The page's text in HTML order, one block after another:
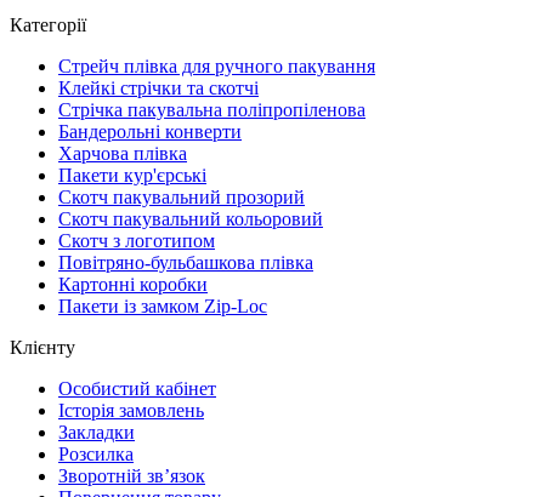
Категорії
Стрейч плівка для ручного пакування
Клейкі стрічки та скотчі
Стрічка пакувальна поліпропіленова
Бандерольні конверти
Харчова плівка
Пакети кур'єрські
Cкотч пакувальний прозорий
Скотч пакувальний кольоровий
Cкотч з логотипом
Повітряно-бульбашкова плівка
Картонні коробки
Пакети із замком Zip-Loc
Клієнту
Особистий кабінет
Історія замовлень
Закладки
Розсилка
Зворотній зв’язок